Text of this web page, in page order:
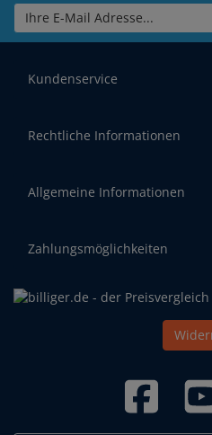
Ihre E-Mail Adresse...
Kundenservice
Rechtliche Informationen
Allgemeine Informationen
Zahlungsmöglichkeiten